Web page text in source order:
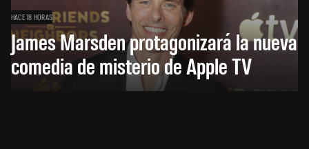
HACE 18 HORAS
James Marsden protagonizará la nueva
comedia de misterio de Apple TV